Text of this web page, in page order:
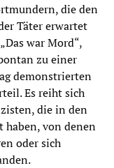
die den
Täter erwartet
war Mord“,
zu einer
demonstrierten
Es reiht sich
die in den
haben, von denen
oder sich